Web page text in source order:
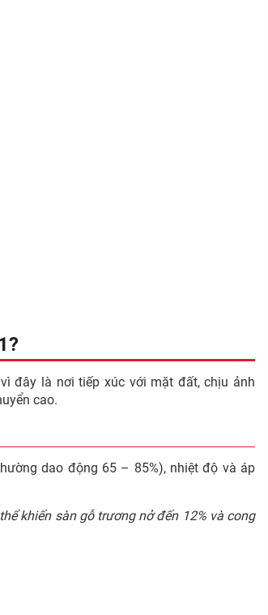
đây là nơi tiếp xúc với mặt đất, chịu ảnh
cao.
dao động 65 – 85%), nhiệt độ và áp
khiến sàn gỗ trương nở đến 12% và cong